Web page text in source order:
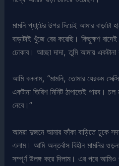
মামনি প্যান্টের উপর দিয়েই আমার
বাড়াটাই খুঁজে বের করেছি। কিছুক্ষণ
ঢোকাব। আচ্ছা দাদা, তুমি আমায় একটানা
আমি বললাম, “মামনি, তোমার যেরকম
একটানা তিরিশ মিনিট ঠাপাতেই পারব।
নেবে।”
আমরা দুজনে আমার ফাঁকা বাড়িতে ঢুকে
এলাম। আমি অন্তর্বাস বিহীন মামনির
সম্পূর্ণ উলঙ্গ করে দিলাম। এর পরে আমিও